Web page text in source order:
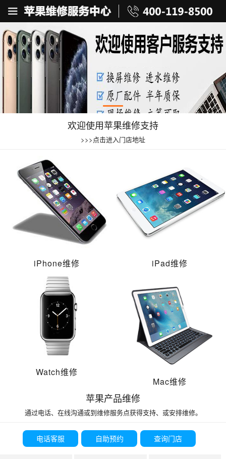
欢迎使用苹果维修支持
>>>点击进入门店地址
iPhone维修 iPad维修
Watch维修
Mac维修
苹果产品维修
通过电话、在线沟通或到维修服务点获得支持、或安排维修。
电话客服 自助预约 查询门店